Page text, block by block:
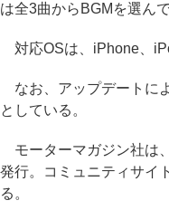
は全3曲からBGMを選ん
対応OSは、iPhone、
なお、アップデートに
としている。
モーターマガジン社は
発行。コミュニティサイ
る。